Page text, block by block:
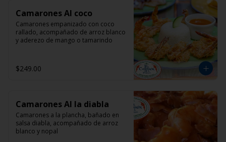
Camarones Al coco
Camarones empanizado con coco
rallado, acompañado de arroz blanco
y aderezo de mango o tamarindo
$249.00
Camarones Al la diabla
Camarones a la plancha, bañado en
salsa diabla, acompañado de arroz
blanco y nopal